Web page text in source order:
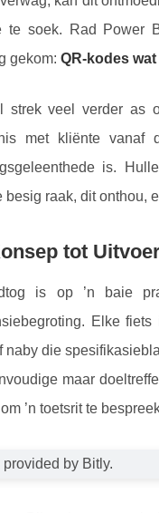
te soek. Rad Power
gekom: QR-kodes
strek veel verder as
met kliënte
is.
besig raak, dit onthou,
tot
is op ’n baie
Elke
naby die
maar
’n toetsrit te